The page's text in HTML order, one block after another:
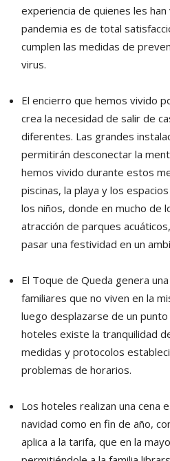
experiencia de quienes les
pandemia es de total
cumplen las medidas de
virus.
El encierro que hemos vivido
crea la necesidad de salir de
diferentes. Las grandes
permitirán desconectar la
hemos vivido durante estos
piscinas, la playa y los
los niños, donde en mucho de
atracción de parques
pasar una festividad en un
El Toque de Queda genera
familiares que no viven en la
luego desplazarse de un
hoteles existe la tranquilidad
medidas y protocolos
problemas de horarios.
Los hoteles realizan una cena
navidad como en fin de año,
aplica a la tarifa, que en la